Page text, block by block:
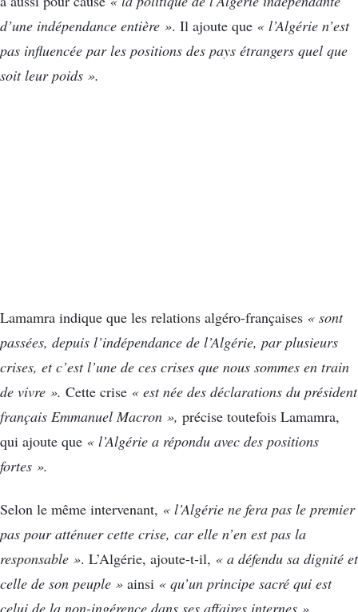
d’une indépendance entière ». Il ajoute que « l’Algérie n’est
pas influencée par les positions des pays étrangers quel que
soit leur poids ».
Lamamra indique que les relations algéro-françaises « sont
passées, depuis l’indépendance de l’Algérie, par plusieurs
crises, et c’est l’une de ces crises que nous sommes en train
de vivre ». Cette crise « est née des déclarations du président
français Emmanuel Macron », précise toutefois Lamamra,
qui ajoute que « l’Algérie a répondu avec des positions
fortes ».
Selon le même intervenant, « l’Algérie ne fera pas le premier
pas pour atténuer cette crise, car elle n’en est pas la
responsable ». L’Algérie, ajoute-t-il, « a défendu sa dignité et
celle de son peuple » ainsi « qu’un principe sacré qui est
celui de la non-ingérence dans ses affaires internes ».